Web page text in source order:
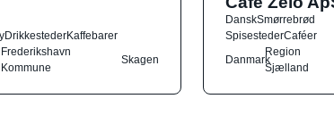
DrikkestederKaffebarer
Frederikshavn
Kommune
Skagen
DanskSmørrebrød
SpisestederCaféer
Danmark
Region
Sjælland